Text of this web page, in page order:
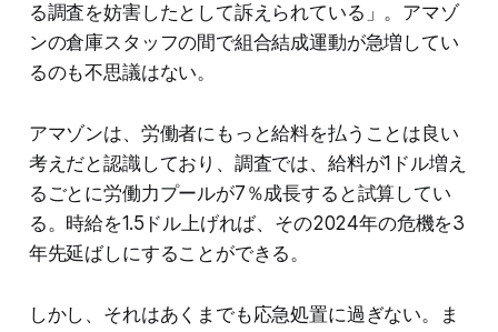
る調査を妨害したとして訴えられている」。アマゾ
ンの倉庫スタッフの間で組合結成運動が急増してい
るのも不思議はない。
アマゾンは、労働者にもっと給料を払うことは良い
考えだと認識しており、調査では、給料が1ドル増え
るごとに労働力プールが7％成長すると試算してい
る。時給を1.5ドル上げれば、その2024年の危機を3
年先延ばしにすることができる。
しかし、それはあくまでも応急処置に過ぎない。ま